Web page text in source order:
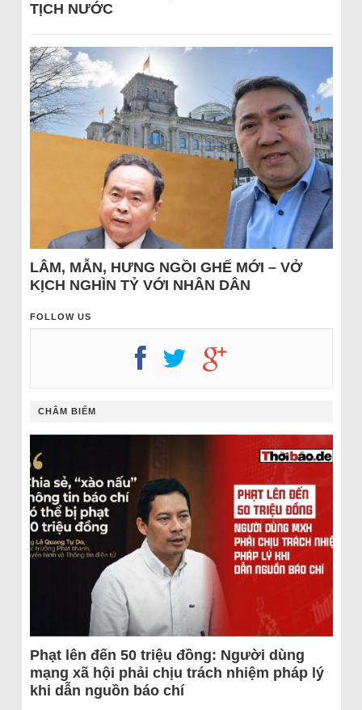
TỊCH NƯỚC
LÂM, MẪN, HƯNG NGỒI GHẾ MỚI – VỞ
KỊCH NGHÌN TỶ VỚI NHÂN DÂN
FOLLOW US
CHÂM BIẾM
Phạt lên đến 50 triệu đồng: Người dùng
mạng xã hội phải chịu trách nhiệm pháp lý
khi dẫn nguồn báo chí